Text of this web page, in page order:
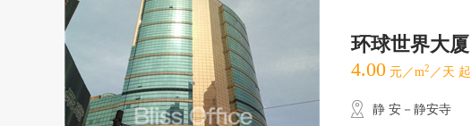
环球世界大厦
4.00 元／m2 ／天 起
静 安－静安寺